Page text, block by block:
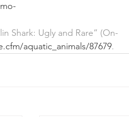
Shark: Ugly and Rare” (On-
aquatic_animals/87679.